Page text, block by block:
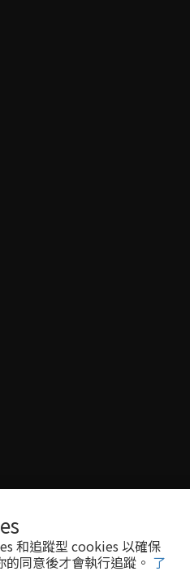
和追蹤型 cookies 以確保
同意後才會執行追蹤。 了